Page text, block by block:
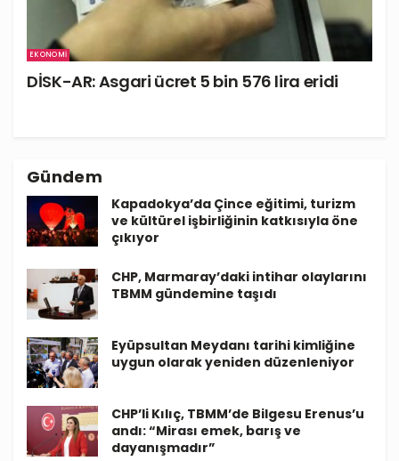
EKONOMI
DİSK-AR: Asgari ücret 5 bin 576 lira eridi
Gündem
Kapadokya’da Çince eğitimi, turizm
ve kültürel işbirliğinin katkısıyla öne
çıkıyor
CHP, Marmaray’daki intihar olaylarını
TBMM gündemine taşıdı
Eyüpsultan Meydanı tarihi kimliğine
uygun olarak yeniden düzenleniyor
CHP’li Kılıç, TBMM’de Bilgesu Erenus’u
andı: “Mirası emek, barış ve
dayanışmadır”